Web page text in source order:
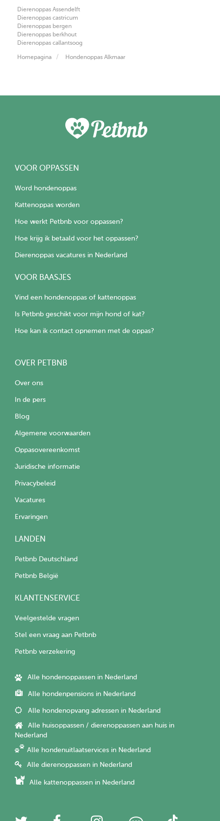
Dierenoppas Assendelft
Dierenoppas castricum
Dierenoppas bergen
Dierenoppas berkhout
Dierenoppas callantsoog
Homepagina Hondenoppas Alkmaar
VOOR OPPASSEN
Word hondenoppas
Kattenoppas worden
Hoe werkt Petbnb voor oppassen?
Hoe krijg ik betaald voor het oppassen?
Dierenoppas vacatures in Nederland
VOOR BAASJES
Vind een hondenoppas of kattenoppas
Is Petbnb geschikt voor mijn hond of kat?
Hoe kan ik contact opnemen met de oppas?
OVER PETBNB
Over ons
In de pers
Blog
Algemene voorwaarden
Oppasovereenkomst
Juridische informatie
Privacybeleid
Vacatures
Ervaringen
LANDEN
Petbnb Deutschland
Petbnb België
KLANTENSERVICE
Veelgestelde vragen
Stel een vraag aan Petbnb
Petbnb verzekering
Alle hondenoppassen in Nederland
Alle hondenpensions in Nederland
Alle hondenopvang adressen in Nederland
Alle huisoppassen / dierenoppassen aan huis in
Nederland
Alle hondenuitlaatservices in Nederland
Alle dierenoppassen in Nederland
Alle kattenoppassen in Nederland